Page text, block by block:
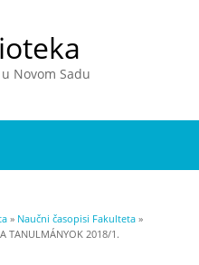
Novom Sadu
» Naučni časopisi Fakulteta »
TANULMÁNYOK 2018/1.